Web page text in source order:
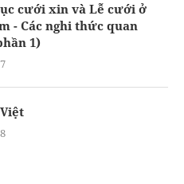
cưới xin và Lễ cưới ở
- Các nghi thức quan
1)